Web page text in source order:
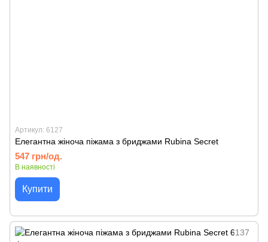
Артикул: 6127
Елегантна жіноча піжама з бриджами Rubina Secret
547 грн/од.
В наявності
Купити